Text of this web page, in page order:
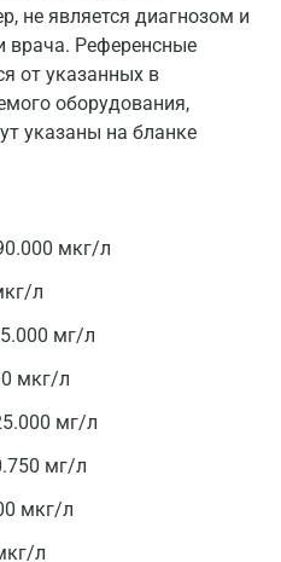
не является диагнозом и
врача. Референсные
от указанных в
оборудования,
указаны на бланке
мкг/л
л
мг/л
мкг/л
мг/л
мг/л
мкг/л
л